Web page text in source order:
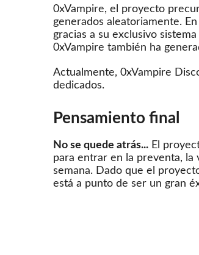
0xVampire, el proyecto
generados aleatoriamente.
gracias a su exclusivo
0xVampire también ha
Actualmente, 0xVampire
dedicados.
Pensamiento final
No se quede atrás... El
para entrar en la preventa, la
semana. Dado que el
está a punto de ser un gran